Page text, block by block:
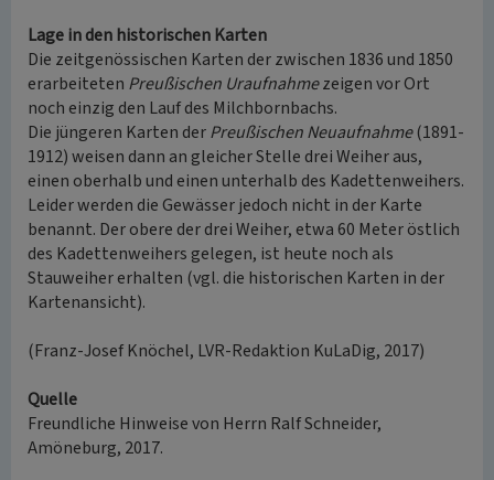
Lage in den historischen Karten
Die zeitgenössischen Karten der zwischen 1836 und 1850
erarbeiteten Preußischen Uraufnahmezeigen vor Ort
noch einzig den Lauf des Milchbornbachs.
Die jüngeren Karten derPreußischen Neuaufnahme(1891-
1912) weisen dann an gleicher Stelle drei Weiher aus,
einen oberhalb und einen unterhalb des Kadettenweihers.
Leider werden die Gewässer jedoch nicht in der Karte
benannt. Der obere der drei Weiher, etwa 60 Meter östlich
des Kadettenweihers gelegen, ist heute noch als
Stauweiher erhalten (vgl. die historischen Karten in der
Kartenansicht).
(Franz-Josef Knöchel, LVR-Redaktion KuLaDig, 2017)
Quelle
Freundliche Hinweise von Herrn Ralf Schneider,
Amöneburg, 2017.